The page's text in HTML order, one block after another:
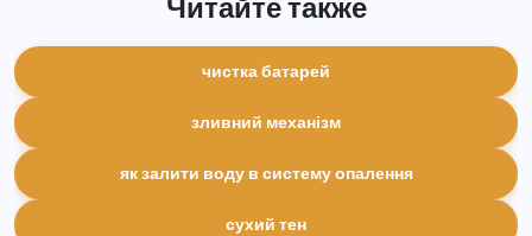
чистка батарей
зливний механізм
як залити воду в систему опалення
сухий тен